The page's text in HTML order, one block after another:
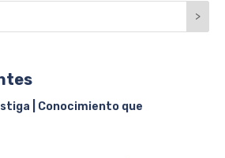
>
| Conocimiento que